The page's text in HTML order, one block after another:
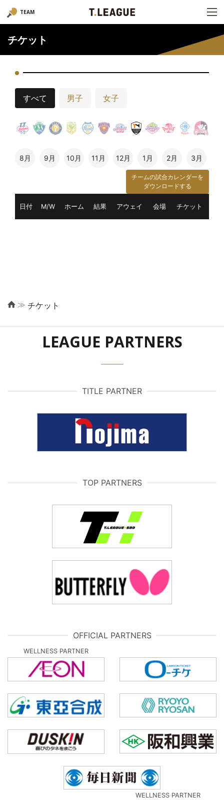
TEAM
チケット
すべて 男子 女子
8月 9月 10月 11月 12月 1月 2月 3月
チームの試合カレンダーを
ダウンロードする
日付 M/W ホーム 結果 アウェイ 会場 チケット
≫ チケット
LEAGUE PARTNERS
TITLE PARTNER
TOP PARTNERS
OFFICIAL PARTNERS
WELLNESS PARTNER
WELLNESS PARTNER